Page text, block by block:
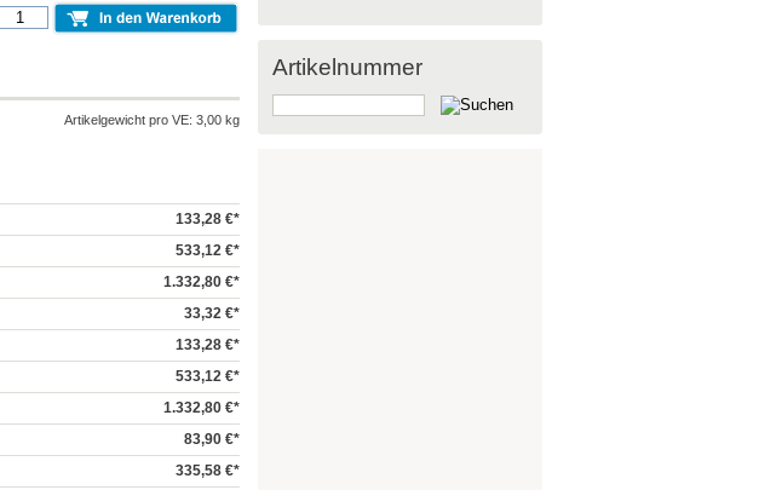
Artikelgewicht pro VE: 3,00 kg
133,28 €*
533,12 €*
1.332,80 €*
33,32 €*
133,28 €*
533,12 €*
1.332,80 €*
83,90 €*
335,58 €*
Artikelnummer